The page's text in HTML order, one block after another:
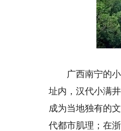
广西南宁的小
址内，汉代小满
成为当地独有的
代都市肌理；在